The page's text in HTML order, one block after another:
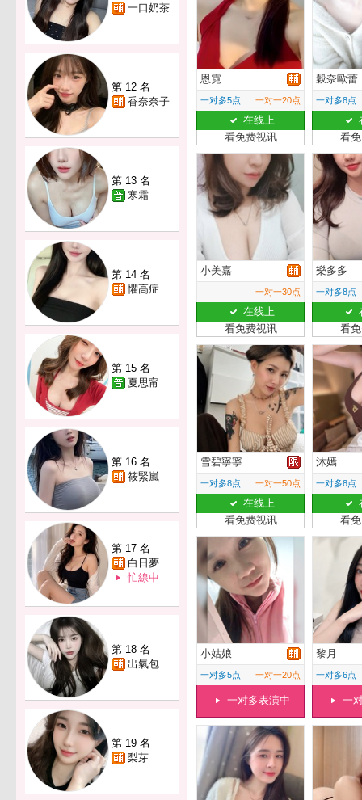
一口奶茶
第 12 名
香奈奈子
第 13 名
寒霜
第 14 名
懼高症
第 15 名
夏思甯
第 16 名
筱緊嵐
第 17 名
白日夢
忙線中
第 18 名
出氣包
第 19 名
梨芽
恩霓
一对多5点 一对一20点
在线上
看免费视讯
穀奈歐蕾
一对多8点
看
小美嘉
一对一30点
在线上
看免费视讯
樂多多
一对多8点
看
雪碧寧寧
一对多8点 一对一50点
在线上
看免费视讯
沐嫣
一对多8点
看
小姑娘
一对多5点 一对一20点
一对多表演中
黎月
一对多6点
一